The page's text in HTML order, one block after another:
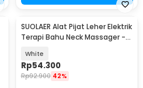
SUOLAER Alat Pijat Leher Elektrik
Terapi Bahu Neck Massager -
White
Rp54.300
Rp92.900 42%